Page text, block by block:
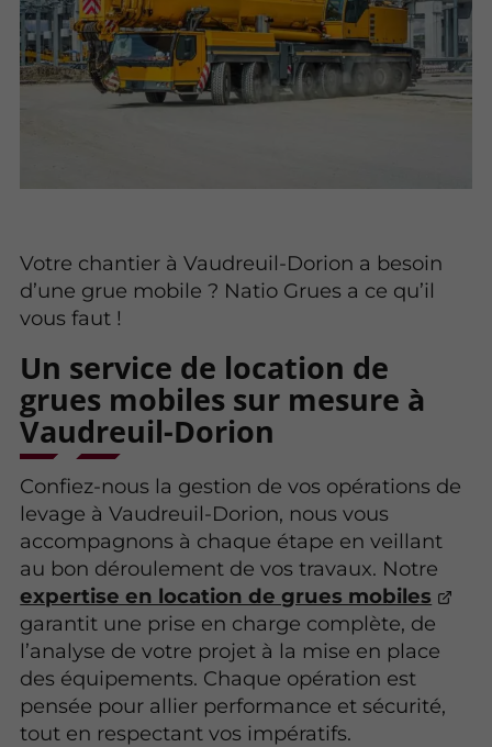
Votre chantier à Vaudreuil-Dorion a besoin
d’une grue mobile ? Natio Grues a ce qu’il
vous faut !
Un service de location de
grues mobiles sur mesure à
Vaudreuil-Dorion
Confiez-nous la gestion de vos opérations de
levage à Vaudreuil-Dorion, nous vous
accompagnons à chaque étape en veillant
au bon déroulement de vos travaux. Notre
expertise en location de grues mobiles
garantit une prise en charge complète, de
l’analyse de votre projet à la mise en place
des équipements. Chaque opération est
pensée pour allier performance et sécurité,
tout en respectant vos impératifs.